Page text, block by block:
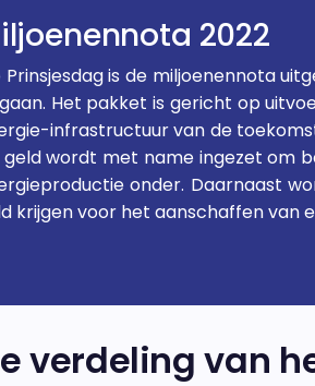
2022
Prinsjesdag is de miljoenennota
Het pakket is gericht op
infrastructuur van de
geld wordt met name ingezet om
onder. Daarnaast
krijgen voor het aanschaffen van
verdeling van